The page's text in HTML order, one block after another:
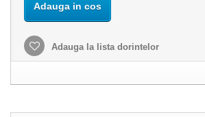
Adauga in cos
Adauga la lista dorintelor